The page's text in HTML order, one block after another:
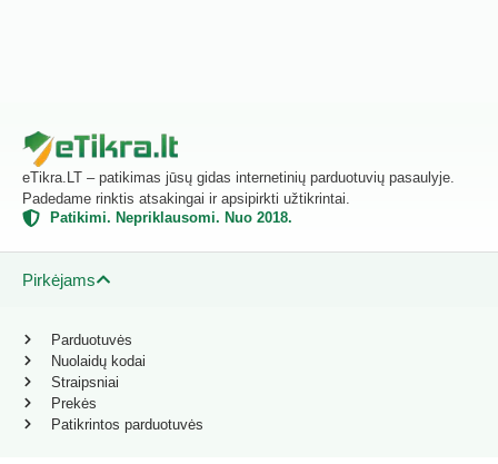
eTikra.LT – patikimas jūsų gidas internetinių parduotuvių pasaulyje.
Padedame rinktis atsakingai ir apsipirkti užtikrintai.
Patikimi. Nepriklausomi. Nuo 2018.
Pirkėjams
Parduotuvės
Nuolaidų kodai
Straipsniai
Prekės
Patikrintos parduotuvės